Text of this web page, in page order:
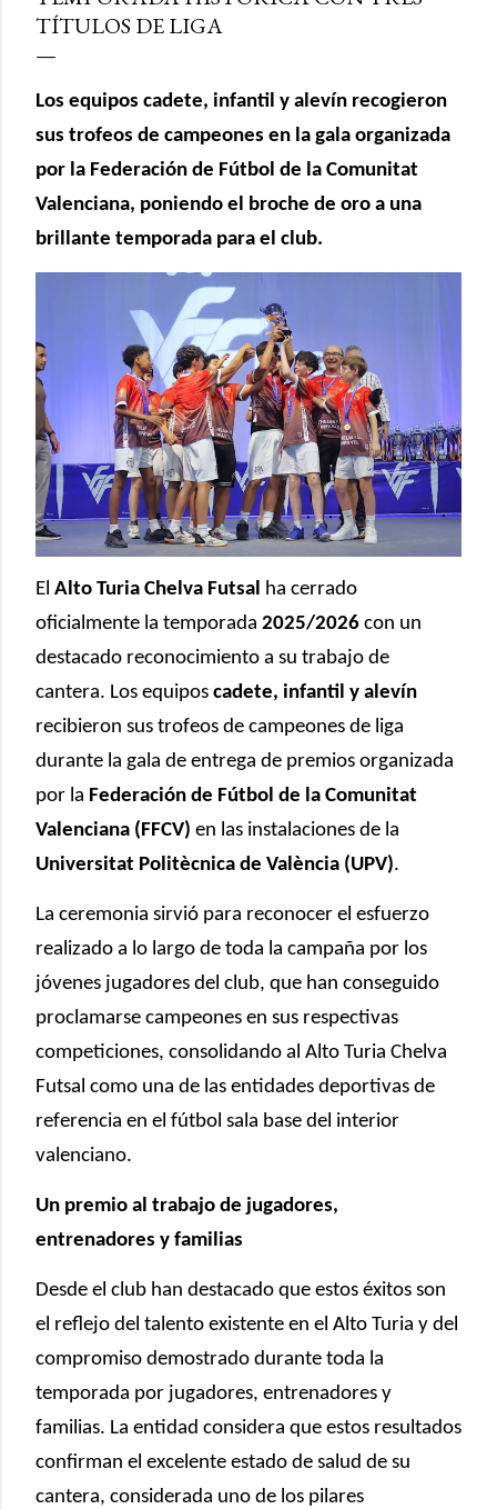
TÍTULOS DE LIGA
Los equipos cadete, infantil y alevín recogieron
sus trofeos de campeones en la gala organizada
por la Federación de Fútbol de la Comunitat
Valenciana, poniendo el broche de oro a una
brillante temporada para el club.
El Alto Turia Chelva Futsal
ha cerrado
oficialmente la temporada 2025/2026 con un
destacado reconocimiento a su trabajo de
cantera. Los equipos cadete, infantil y alevín
recibieron sus trofeos de campeones de liga
durante la gala de entrega de premios organizada
por la Federación de Fútbol de la Comunitat
Valenciana (FFCV) en las instalaciones de la
Universitat Politècnica de València (UPV).
La ceremonia sirvió para reconocer el esfuerzo
realizado a lo largo de toda la campaña por los
jóvenes jugadores del club, que han conseguido
proclamarse campeones en sus respectivas
competiciones, consolidando al Alto Turia Chelva
Futsal como una de las entidades deportivas de
referencia en el fútbol sala base del interior
valenciano.
Un premio al trabajo de jugadores,
entrenadores y familias
Desde el club han destacado que estos éxitos son
el reflejo del talento existente en el Alto Turia y del
compromiso demostrado durante toda la
temporada por jugadores, entrenadores y
familias. La entidad considera que estos resultados
confirman el excelente estado de salud de su
cantera, considerada uno de los pilares